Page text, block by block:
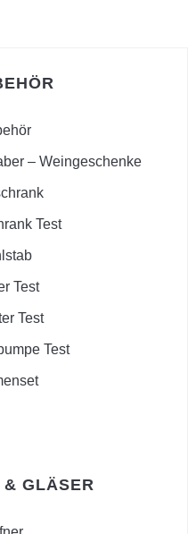
– Weingeschenke
Test
Test
Test
Test
& GLÄSER